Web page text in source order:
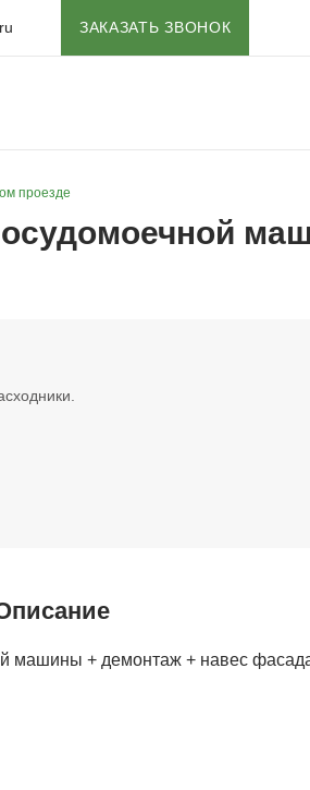
ЗАКАЗАТЬ ЗВОНОК
проезде
машины + демонтаж + навес